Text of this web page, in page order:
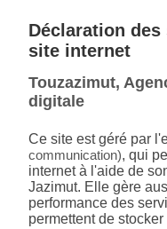
Déclaration
site internet
Touzazimut,
digitale
Ce site est géré par
communication), qui
internet à l'aide de
Jazimut. Elle gère
performance des
permettent de